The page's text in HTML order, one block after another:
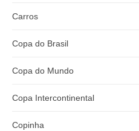
Carros
Copa do Brasil
Copa do Mundo
Copa Intercontinental
Copinha